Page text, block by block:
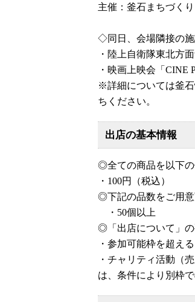
主催：釜石まちづくり
◇同日、会場隣接の施
・陸上自衛隊東北方
・映画上映会「CINE
※詳細については釜
ちください。
出店の基本情報
◎全ての商品を以下
・100円（税込）
◎下記の品数をご用意
・50個以上
◎「出店について」
・参加可能枠を超え
・チャリティ活動（
は、条件により別枠